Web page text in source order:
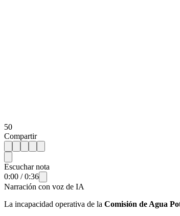
50
Compartir
Escuchar nota
0:00 /0:36
Narración con voz de IA
La incapacidad operativa de la Comisión de Agua